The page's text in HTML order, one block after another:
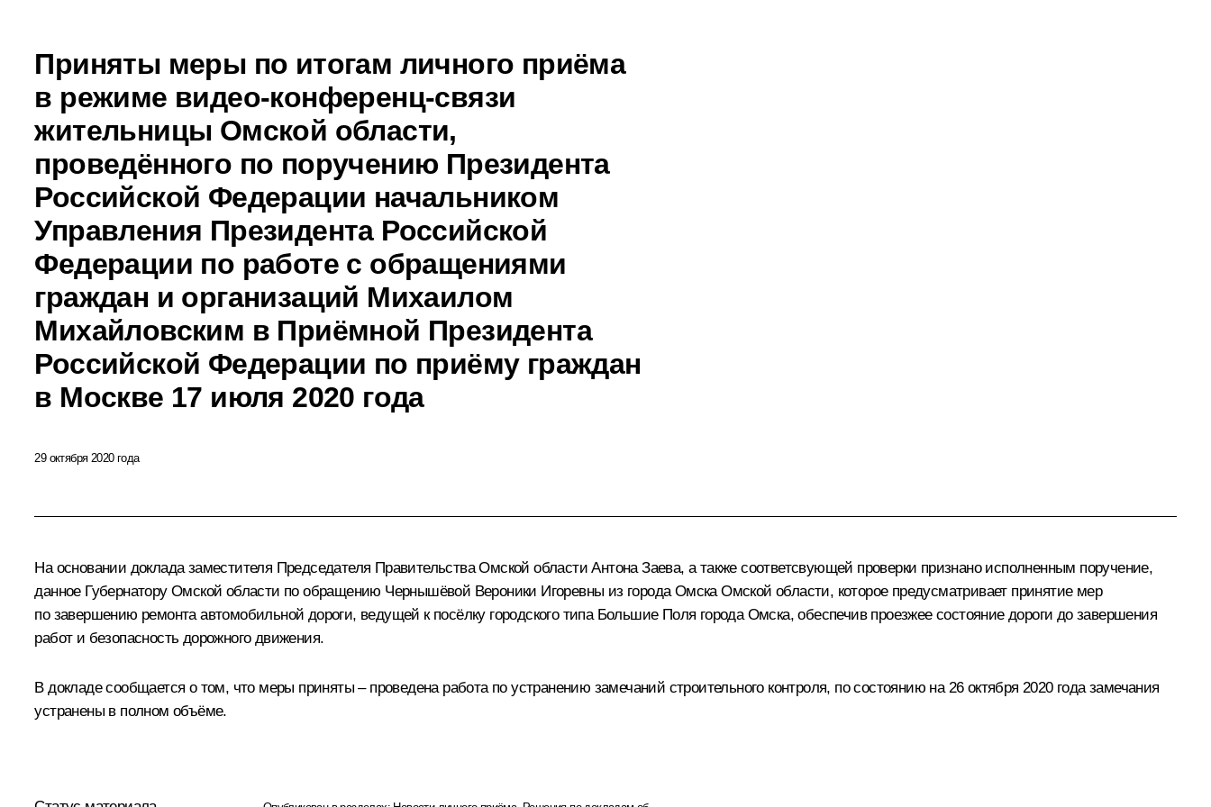
Приняты меры по итогам личного приёма
в режиме видео-конференц-связи
жительницы Омской области,
проведённого по поручению Президента
Российской Федерации начальником
Управления Президента Российской
Федерации по работе с обращениями
граждан и организаций Михаилом
Михайловским в Приёмной Президента
Российской Федерации по приёму граждан
в Москве 17 июля 2020 года
29 октября 2020 года
На основании доклада заместителя Председателя Правительства Омской области Антона Заева, а также соответсвующей проверки признано исполненным поручение,
данное Губернатору Омской области по обращению Чернышёвой Вероники Игоревны из города Омска Омской области, которое предусматривает принятие мер
по завершению ремонта автомобильной дороги, ведущей к посёлку городского типа Большие Поля города Омска, обеспечив проезжее состояние дороги до завершения
работ и безопасность дорожного движения.
В докладе сообщается о том, что меры приняты – проведена работа по устранению замечаний строительного контроля, по состоянию на 26 октября 2020 года замечания
устранены в полном объёме.